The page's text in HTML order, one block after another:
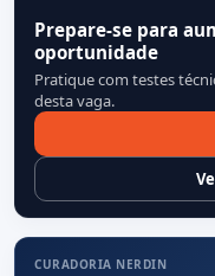
Prepare-se para
oportunidade
Pratique com testes
desta vaga.
CURADORIA NERDIN